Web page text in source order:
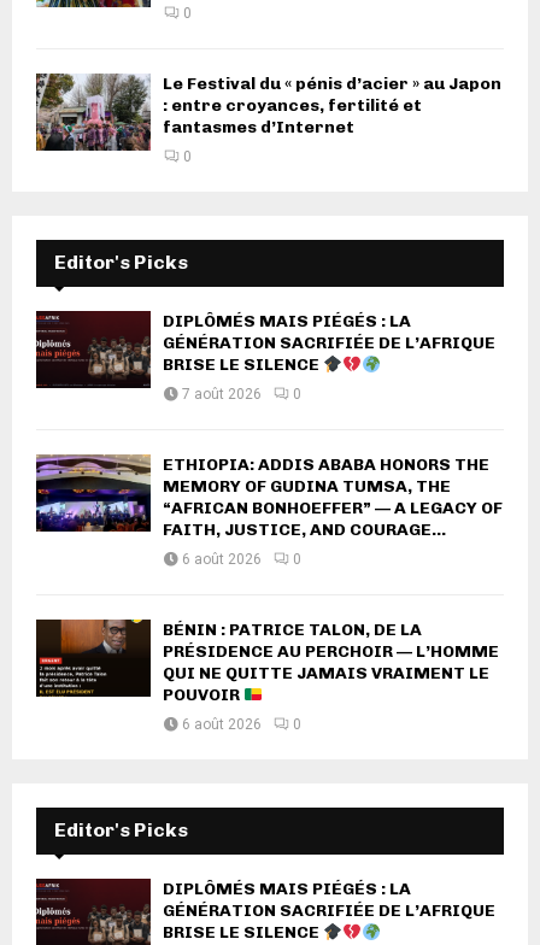
0
Le Festival du « pénis d’acier » au Japon
: entre croyances, fertilité et
fantasmes d’Internet
0
Editor's Picks
DIPLÔMÉS MAIS PIÉGÉS : LA
GÉNÉRATION SACRIFIÉE DE L’AFRIQUE
BRISE LE SILENCE
7 août 2026 0
ETHIOPIA: ADDIS ABABA HONORS THE
MEMORY OF GUDINA TUMSA, THE
“AFRICAN BONHOEFFER” — A LEGACY OF
FAITH, JUSTICE, AND COURAGE...
6 août 2026 0
BÉNIN : PATRICE TALON, DE LA
PRÉSIDENCE AU PERCHOIR — L’HOMME
QUI NE QUITTE JAMAIS VRAIMENT LE
POUVOIR
6 août 2026 0
Editor's Picks
DIPLÔMÉS MAIS PIÉGÉS : LA
GÉNÉRATION SACRIFIÉE DE L’AFRIQUE
BRISE LE SILENCE